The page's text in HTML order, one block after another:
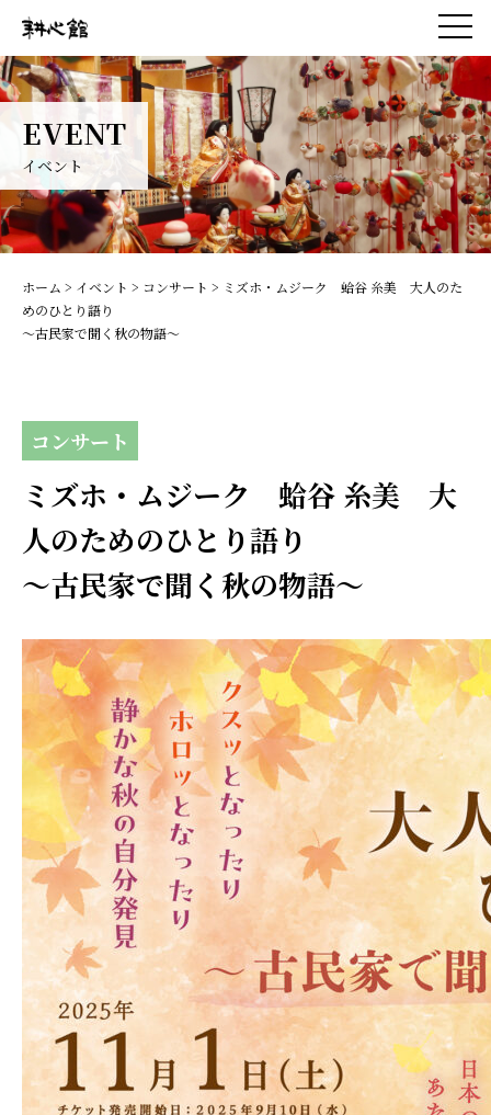
EVENT
イベント
ホーム > イベント > コンサート > ミズホ・ムジーク 蛤谷 糸美 大人のた
めのひとり語り
～古民家で聞く秋の物語～
コンサート
ミズホ・ムジーク 蛤谷 糸美 大
人のためのひとり語り
～古民家で聞く秋の物語～